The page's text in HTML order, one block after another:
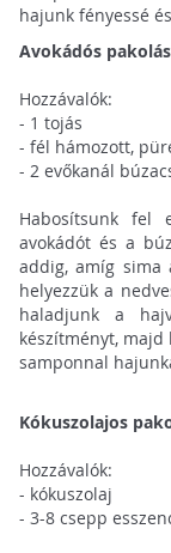
hajunk fényessé
Avokádós pakolás
Hozzávalók:
- 1 tojás
- fél hámozott,
- 2 evőkanál
Habosítsunk fel
avokádót és a
addig, amíg sima
helyezzük a
haladjunk a
készítményt,
samponnal
Kókuszolajos
Hozzávalók:
- kókuszolaj
- 3-8 csepp